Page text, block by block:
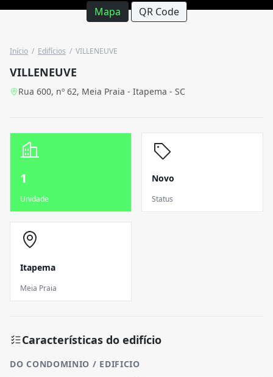
Mapa QR Code
Início / Edifícios / VILLENEUVE
VILLENEUVE
Rua 600, nº 62, Meia Praia - Itapema - SC
1
Unidade
Novo
Status
Itapema
Meia Praia
Características do edifício
DO CONDOMINIO / EDIFICIO